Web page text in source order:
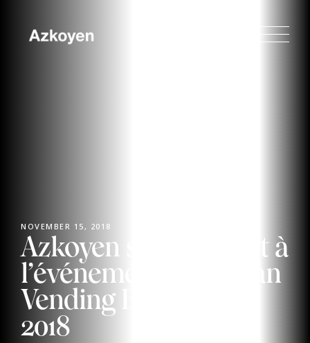
NOVEMBER 15, 2018
Azkoyen sera présent à
l’événement European
Vending Experience
2018